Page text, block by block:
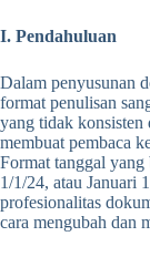
I. Pendahuluan
Dalam penyusunan
format penulisan
yang tidak konsisten
membuat pembaca
Format tanggal
1/1/24, atau Januari
profesionalitas
cara mengubah dan